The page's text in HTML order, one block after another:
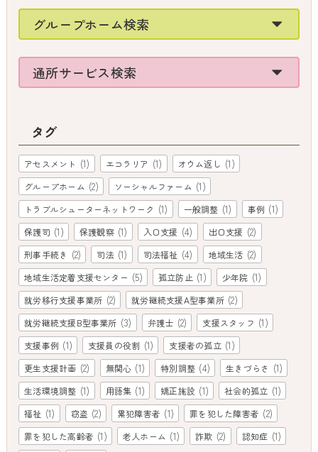
グループホーム検索
通所サービス検索
タグ
アセスメント (1) エコラリア (1) オウム返し (1)
グループホーム (2) ソーシャルファーム (1)
トラブルシューターネットワーク (1) 一般調整 (1) 事例 (1)
保護司 (1) 保護観察 (1) 入口支援 (4) 出口支援 (2)
刑事手続き (2) 司法 (1) 司法福祉 (4) 地域生活 (2)
地域生活定着支援センター (5) 孤立防止 (1) 少年院 (1)
就労移行支援事業所 (2) 就労継続支援A型事業所 (2)
就労継続支援B型事業所 (3) 弁護士 (2) 支援スタッフ (1)
支援事例 (1) 支援員の役割 (1) 支援者の孤立 (1)
更生支援計画 (2) 無関心 (1) 特別調整 (4) 生きづらさ (1)
生活環境調整 (1) 用語集 (1) 矯正施設 (1) 社会的孤立 (1)
福祉 (1) 窃盗 (2) 累犯障害者 (1) 罪を犯した障害者 (2)
罪を犯した高齢者 (1) 老人ホーム (1) 詐欺 (2) 認知症 (1)